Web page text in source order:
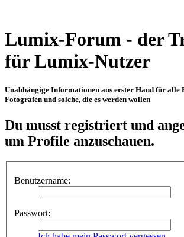
Lumix-Forum - der
für Lumix-Nutzer
Unabhängige Informationen aus erster Hand für alle
Fotografen und solche, die es werden wollen
Du musst registriert und
um Profile anzuschauen.
Benutzername:
Passwort: